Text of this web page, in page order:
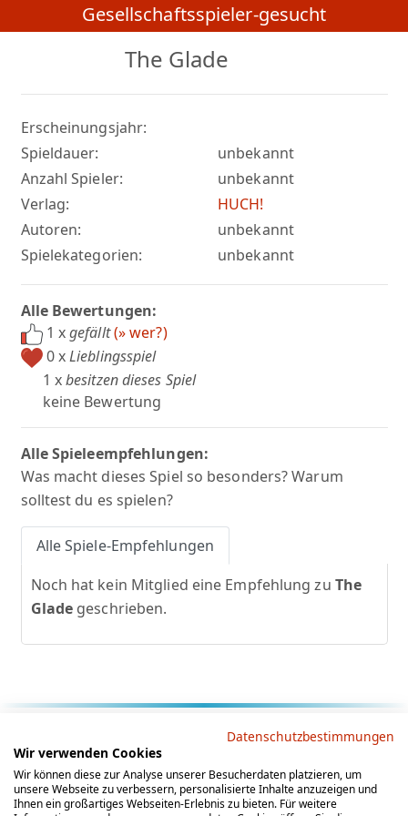
Gesellschaftsspieler-gesucht
The Glade
Erscheinungsjahr:
Spieldauer:
unbekannt
Anzahl Spieler:
unbekannt
Verlag:
HUCH!
Autoren:
unbekannt
Spielekategorien:
unbekannt
Alle Bewertungen:
1 xgefällt(» wer?)
0 xLieblingsspiel
1 xbesitzen dieses Spiel
keine Bewertung
Alle Spieleempfehlungen:
Was macht dieses Spiel so besonders? Warum
solltest du es spielen?
Alle Spiele-Empfehlungen
Noch hat kein Mitglied eine Empfehlung zu The
Glade geschrieben.
AGB Datenschutz
Impressum
Social Media
Datenschutzbestimmungen
Wir verwenden Cookies
Wir können diese zur Analyse unserer Besucherdaten platzieren, um
unsere Webseite zu verbessern, personalisierte Inhalte anzuzeigen und
Ihnen ein großartiges Webseiten-Erlebnis zu bieten. Für weitere